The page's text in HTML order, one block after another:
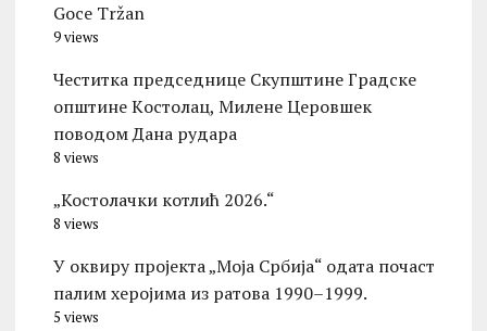
Goce Tržan
9 views
Честитка председнице Скупштине Градске
општине Kостолац, Милене Церовшек
поводом Дана рудара
8 views
„Костолачки котлић 2026.“
8 views
У оквиру пројекта „Моја Србија“ одата почаст
палим херојима из ратова 1990–1999.
5 views